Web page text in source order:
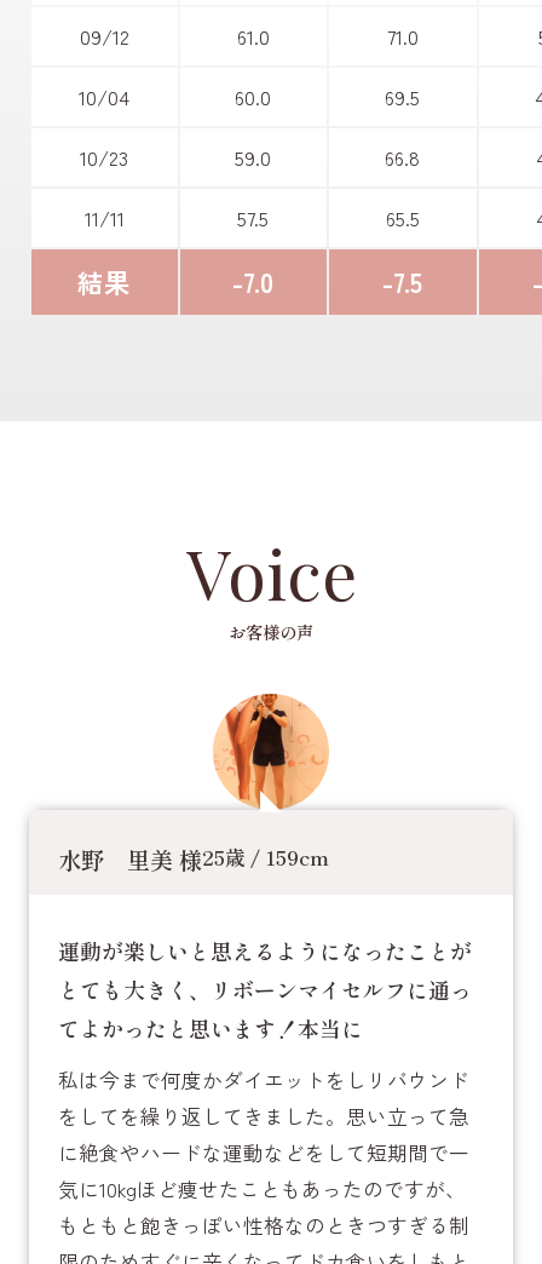
09/12 61.0 71.0
10/04 60.0 69.5
10/23 59.0 66.8
11/11 57.5 65.5
結果 -7.0 -7.5
Voice
お客様の声
水野 里美 様25歳 / 159cm
運動が楽しいと思えるようになったことが
とても大きく、リボーンマイセルフに通っ
てよかったと思います！本当に
私は今まで何度かダイエットをしリバウンド
をしてを繰り返してきました。思い立って急
に絶食やハードな運動などをして短期間で一
気に10kgほど痩せたこともあったのですが、
もともと飽きっぽい性格なのときつすぎる制